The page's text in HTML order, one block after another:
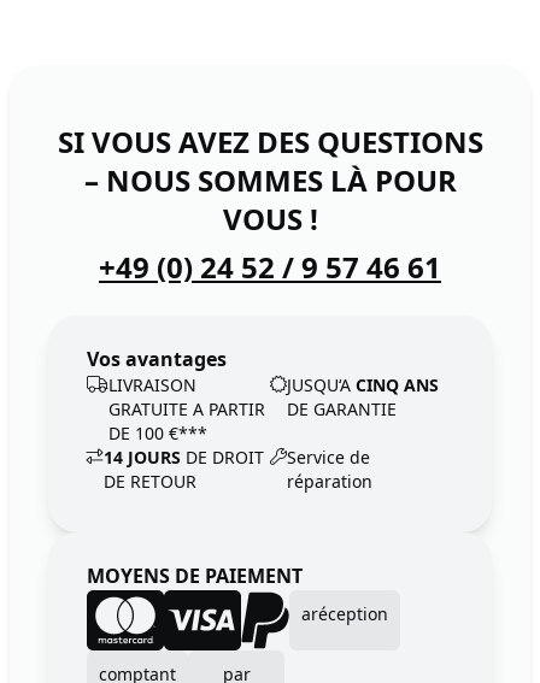
SI VOUS AVEZ DES QUESTIONS
– NOUS SOMMES LÀ POUR
VOUS !
+49 (0) 24 52 / 9 57 46 61
Vos avantages
LIVRAISON
GRATUITE A PARTIR
DE 100 €***
JUSQU‘A CINQ ANS
DE GARANTIE
14 JOURS DE DROIT
DE RETOUR
Service de
réparation
MOYENS DE PAIEMENT
aréception
comptant
par